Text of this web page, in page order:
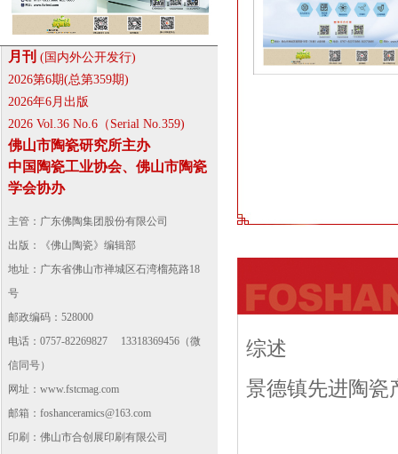
月刊 (国内外公开发行)
2026第6期(总第359期)
2026年6月出版
2026 Vol.36 No.6（Serial No.359)
佛山市陶瓷研究所主办
中国陶瓷工业协会、佛山市陶瓷
学会协办
主管：广东佛陶集团股份有限公司
出版：《佛山陶瓷》编辑部
地址：广东省佛山市禅城区石湾榴苑路18
号
邮政编码：528000
电话：0757-82269827 13318369456（微
信同号）
网址： www.fstcmag.com
邮箱：foshanceramics@163.com
印刷：佛山市合创展印刷有限公司
综述
景德镇先进陶瓷